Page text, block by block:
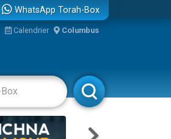
WhatsApp Torah-Box
Calendrier Columbus
Rabbanim